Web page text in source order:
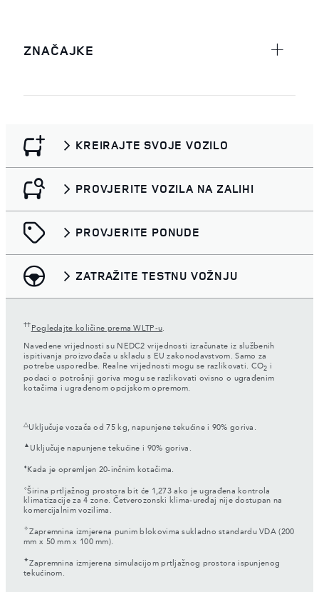
ZNAČAJKE
KREIRAJTE SVOJE VOZILO
PROVJERITE VOZILA NA ZALIHI
PROVJERITE PONUDE
ZATRAŽITE TESTNU VOŽNJU
†† Pogledajte količine prema WLTP-u.
Navedene vrijednosti su NEDC2 vrijednosti izračunate iz službenih
ispitivanja proizvođača u skladu s EU zakonodavstvom. Samo za
potrebe usporedbe. Realne vrijednosti mogu se razlikovati. CO2 i
podaci o potrošnji goriva mogu se razlikovati ovisno o ugrađenim
kotačima i ugrađenom opcijskom opremom.
△ Uključuje vozača od 75 kg, napunjene tekućine i 90% goriva.
▲ Uključuje napunjene tekućine i 90% goriva.
⬧ Kada je opremljen 20-inčnim kotačima.
⬨Širina prtljažnog prostora bit će 1,273 ako je ugrađena kontrola
klimatizacije za 4 zone. Četverozonski klima-uređaj nije dostupan na
komercijalnim vozilima.
✧Zapremnina izmjerena punim blokovima sukladno standardu VDA (200
mm x 50 mm x 100 mm).
✦Zapremnina izmjerena simulacijom prtljažnog prostora ispunjenog
tekućinom.